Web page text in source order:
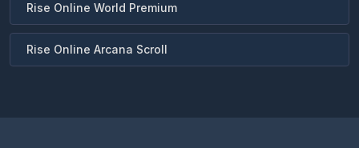
Rise Online World Premium
Rise Online Arcana Scroll